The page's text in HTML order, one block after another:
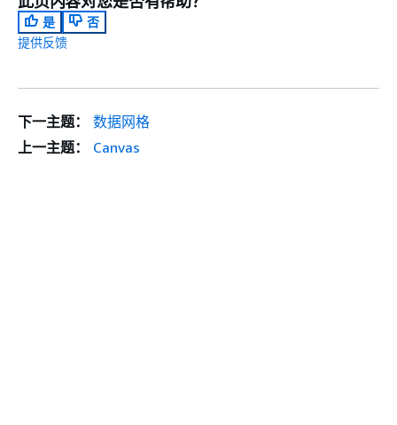
是
否
提供反馈
下一主题：
数据网格
上一主题：
Canvas